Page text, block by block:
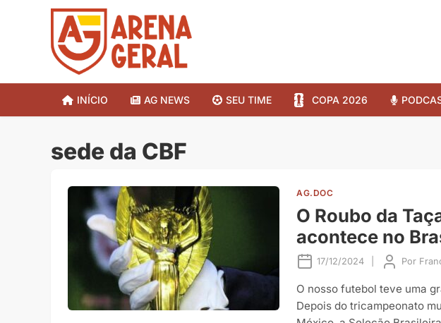
INÍCIO AG NEWS SEU TIME COPA 2026
sede da CBF
AG.DOC
O Roubo da
acontece no
17/12/2024 Por
O nosso futebol teve uma
Depois do tricampeonato